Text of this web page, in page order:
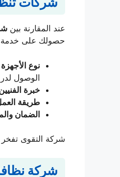
عند المقارنة بين
حصولك على خدمة
نوع
الوصول
خبرة
طريقة
الضمان
شركة التقوى تفخر